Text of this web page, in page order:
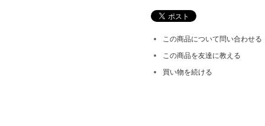
この商品について問い合わせる
この商品を友達に教える
買い物を続ける